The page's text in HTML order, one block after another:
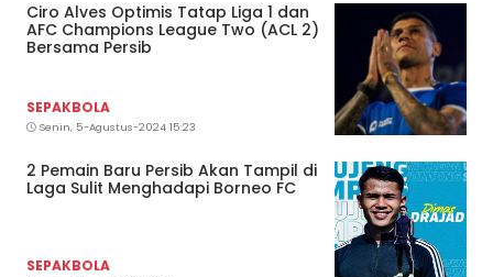
Ciro Alves Optimis Tatap Liga 1 dan
AFC Champions League Two (ACL 2)
Bersama Persib
SEPAKBOLA
Senin, 5-Agustus-2024 15:23
2 Pemain Baru Persib Akan Tampil di
Laga Sulit Menghadapi Borneo FC
SEPAKBOLA